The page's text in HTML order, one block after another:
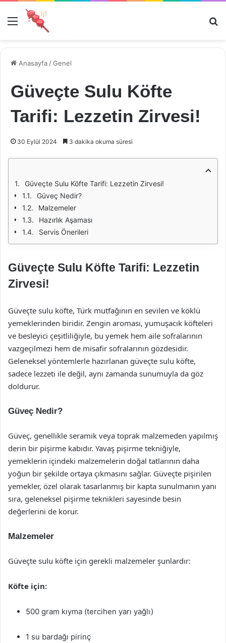
Menü
Anasayfa /Genel
Güveçte Sulu Köfte
Tarifi: Lezzetin Zirvesi!
30 Eylül 2024 3 dakika okuma süresi
Güveçte Sulu Köfte Tarifi: Lezzetin Zirvesi!
Güveç Nedir?
Malzemeler
Hazırlık Aşaması
Servis Önerileri
Güveçte Sulu Köfte Tarifi: Lezzetin
Zirvesi!
Güveçte sulu köfte, Türk mutfağının en sevilen ve köklü
yemeklerinden biridir. Zengin aroması, yumuşacık köfteleri
ve besleyici çeşitliliğiyle, bu yemek hem aile sofralarının
vazgeçilmezi hem de misafir sofralarının gözdesidir.
Geleneksel yöntemlerle hazırlanan güveçte sulu köfte,
sadece lezzeti ile değil, aynı zamanda sunumuyla da göz
doldurur.
Güveç Nedir?
Güveç, genellikle seramik veya toprak malzemeden yapılmış
derin bir pişirme kabıdır. Yavaş pişirme tekniğiyle,
yemeklerin içindeki malzemelerin doğal tatlarının daha
yoğun bir şekilde ortaya çıkmasını sağlar. Güveçte pişirilen
yemekler, özel olarak tasarlanmış bir kapta sunulmanın yanı
sıra, geleneksel pişirme teknikleri sayesinde besin
değerlerini de korur.
Malzemeler
Güveçte sulu köfte için gerekli malzemeler şunlardır:
Köfte için:
500 gram kıyma (tercihen yarı yağlı)
1 su bardağı pirinç